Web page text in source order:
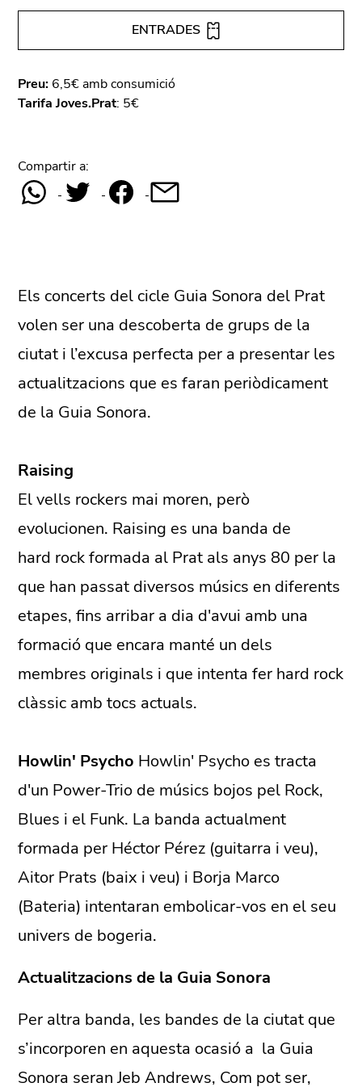
ENTRADES
Preu: 6,5€ amb consumició
Tarifa Joves.Prat: 5€
Compartir a:
Els concerts del cicle Guia Sonora del Prat
volen ser una descoberta de grups de la
ciutat i l’excusa perfecta per a presentar les
actualitzacions que es faran periòdicament
de la Guia Sonora.
Raising
El vells rockers mai moren, però
evolucionen. Raising es una banda de
hard rock formada al Prat als anys 80 per la
que han passat diversos músics en diferents
etapes, fins arribar a dia d'avui amb una
formació que encara manté un dels
membres originals i que intenta fer hard rock
clàssic amb tocs actuals.
Howlin' Psycho Howlin' Psycho es tracta
d'un Power-Trio de músics bojos pel Rock,
Blues i el Funk. La banda actualment
formada per Héctor Pérez (guitarra i veu),
Aitor Prats (baix i veu) i Borja Marco
(Bateria) intentaran embolicar-vos en el seu
univers de bogeria.
Actualitzacions de la Guia Sonora
Per altra banda, les bandes de la ciutat que
s’incorporen en aquesta ocasió a la Guia
Sonora seran Jeb Andrews, Com pot ser,